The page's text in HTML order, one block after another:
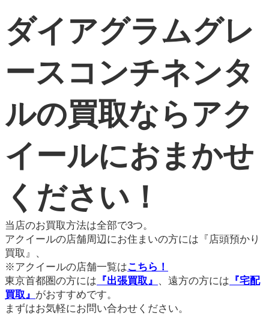
ダイアグラムグレ
ースコンチネンタ
ルの買取ならアク
イールにおまかせ
ください！
当店のお買取方法は全部で3つ。
アクイールの店舗周辺にお住まいの方には『店頭預かり
買取』、
※アクイールの店舗一覧はこちら！
東京首都圏の方には 『出張買取』 、遠方の方には 『宅配
買取』 がおすすめです。
まずはお気軽にお問い合わせください。